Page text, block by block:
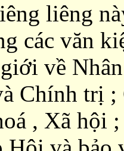
liêng
các văn
về
Chính trị
, Xã hội